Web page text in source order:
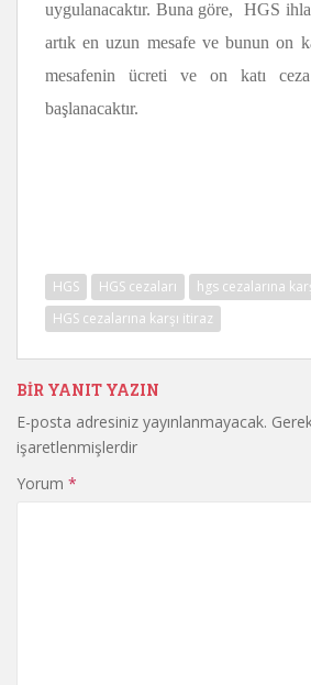
uygulanacaktır. Buna göre, HGS
artık en uzun mesafe ve bunun on
mesafenin ücreti ve on katı
başlanacaktır.
HGS HGS cezaları
hgs cezalarına
HGS cezalarına karşı itiraz
BIR YANIT YAZIN
E-posta adresiniz yayınlanmayacak.
işaretlenmişlerdir
Yorum *